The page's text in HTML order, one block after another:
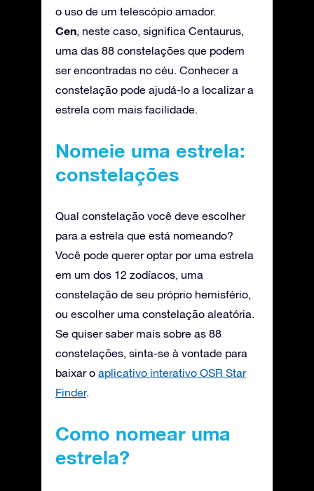
o uso de um telescópio amador.
Cen, neste caso, significa Centaurus,
uma das 88 constelações que podem
ser encontradas no céu. Conhecer a
constelação pode ajudá-lo a localizar a
estrela com mais facilidade.
Nomeie uma estrela:
constelações
Qual constelação você deve escolher
para a estrela que está nomeando?
Você pode querer optar por uma estrela
em um dos 12 zodíacos, uma
constelação de seu próprio hemisfério,
ou escolher uma constelação aleatória.
Se quiser saber mais sobre as 88
constelações, sinta-se à vontade para
baixar o aplicativo interativo OSR Star
Finder.
Como nomear uma
estrela?